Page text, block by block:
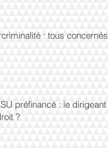
: tous concernés
préfinancé : le dirigeant
?